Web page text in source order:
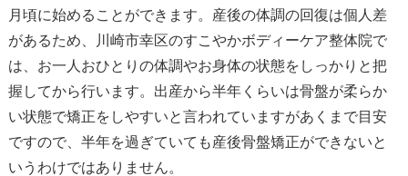
月頃に始めることができます。産後の体調の回復は個人差
があるため、川崎市幸区のすこやかボディーケア整体院で
は、お一人おひとりの体調やお身体の状態をしっかりと把
握してから行います。出産から半年くらいは骨盤が柔らか
い状態で矯正をしやすいと言われていますがあくまで目安
ですので、半年を過ぎていても産後骨盤矯正ができないと
いうわけではありません。